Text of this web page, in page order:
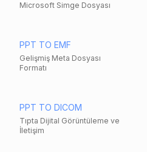
Microsoft Simge Dosyası
PPT TO EMF
Gelişmiş Meta Dosyası
Formatı
PPT TO DICOM
Tıpta Dijital Görüntüleme ve
İletişim